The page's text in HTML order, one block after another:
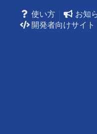
使い方
お知
開発者向けサイト